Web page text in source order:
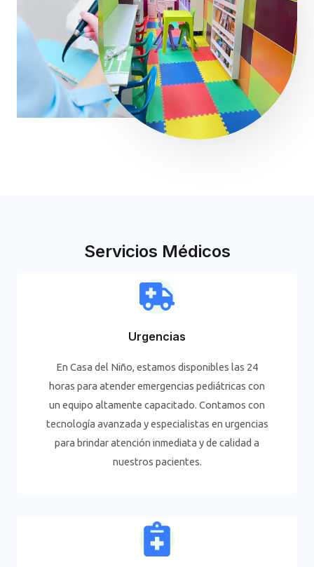
Servicios Médicos
Urgencias
En Casa del Niño, estamos disponibles las 24
horas para atender emergencias pediátricas con
un equipo altamente capacitado. Contamos con
tecnología avanzada y especialistas en urgencias
para brindar atención inmediata y de calidad a
nuestros pacientes.